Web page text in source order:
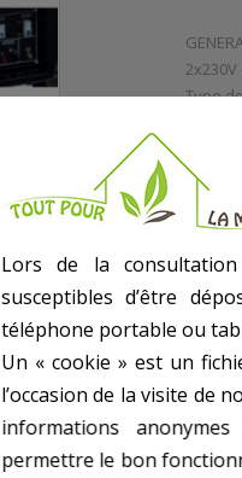
2x230V
Type
96B (à
Poids:
Idéal
Peut
Lors de la
susceptibles d’être
téléphone portable ou
Un « cookie » est un
l’occasion de la visite de
informations
permettre le bon